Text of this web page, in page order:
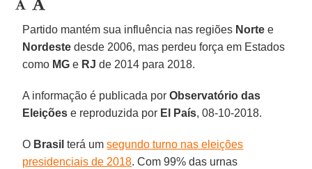
Partido mantém sua influência nas regiões Norte e
Nordeste desde 2006, mas perdeu força em Estados
como MG e RJ de 2014 para 2018.
A informação é publicada porObservatório das
Eleições e reproduzida por El País, 08-10-2018.
O Brasil terá umsegundo turno nas eleições
presidenciais de 2018. Com 99% das urnas